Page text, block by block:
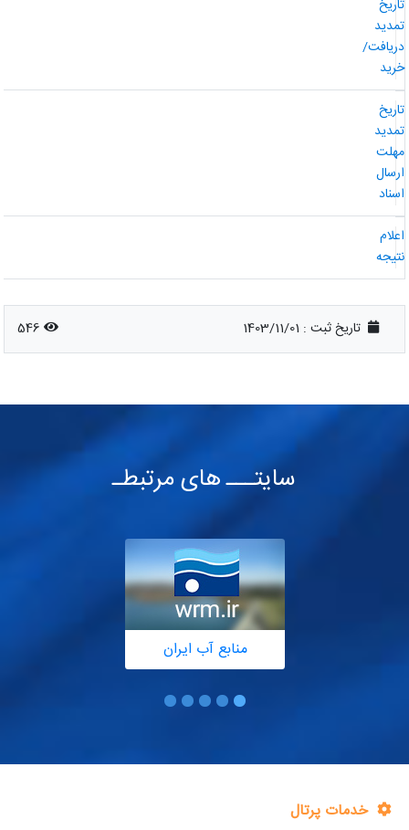
تاریخ ثبت : 1403/11/01
546
سایتـــ های مرتبطـ
منابع آب ایران
خدمات پرتال